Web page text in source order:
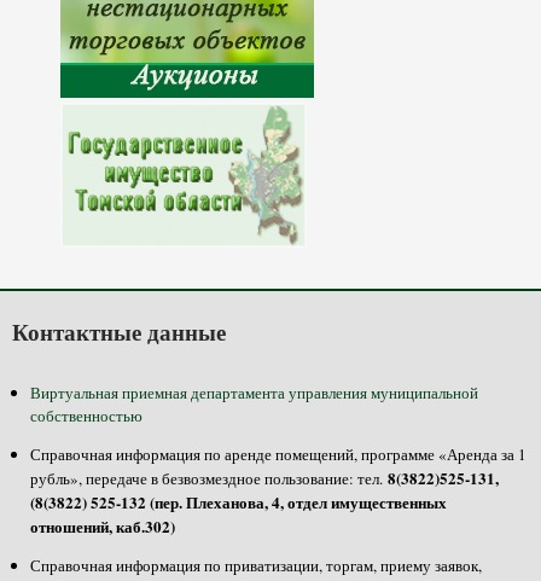
Контактные данные
Виртуальная приемная департамента управления муниципальной
собственностью
Справочная информация по аренде помещений, программе «Аренда за 1
рубль», передаче в безвозмездное пользование: тел. 8(3822)525-131,
(8(3822) 525-132 (пер. Плеханова, 4, отдел имущественных
отношений, каб.302)
Справочная информация по приватизации, торгам, приему заявок,